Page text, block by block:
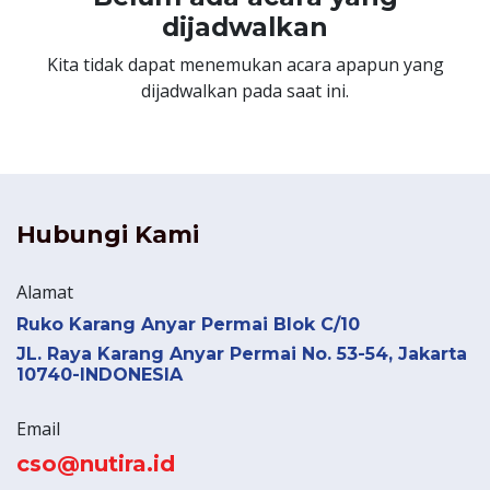
dijadwalkan
Kita tidak dapat menemukan acara apapun yang
dijadwalkan pada saat ini.
Hubungi Kami
Alamat
Ruko Karang Anyar Permai Blok C/10
JL. Raya Karang Anyar Permai No. 53-54, Jakarta
10740-INDONESIA
Email
cso@nutira.id